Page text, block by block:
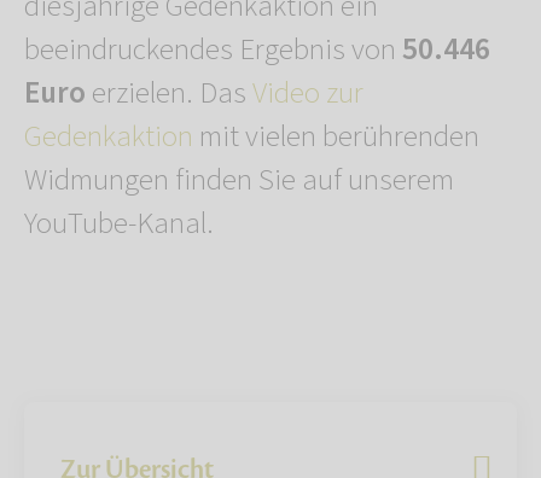
beeindruckendes Ergebnis von 50.446
Euroerzielen. DasVideo zur
Gedenkaktion mit vielen berührenden
Widmungen finden Sie auf unserem
YouTube-Kanal.
Zur Übersicht